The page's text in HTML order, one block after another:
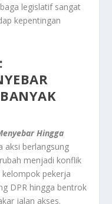
legislatif sangat
kepentingan
Hingga
aksi berlangsung
menjadi konflik
kelompok pekerja
DPR hingga bentrok
jalan akses.